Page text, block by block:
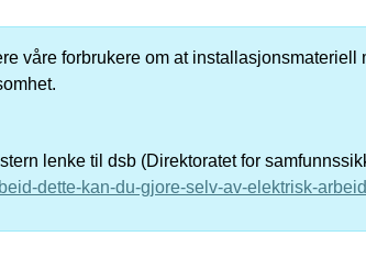
våre forbrukere om at
lenke til dsb (Direktoratet for
dette-kan-du-gjore-selv-av-elektrisk-